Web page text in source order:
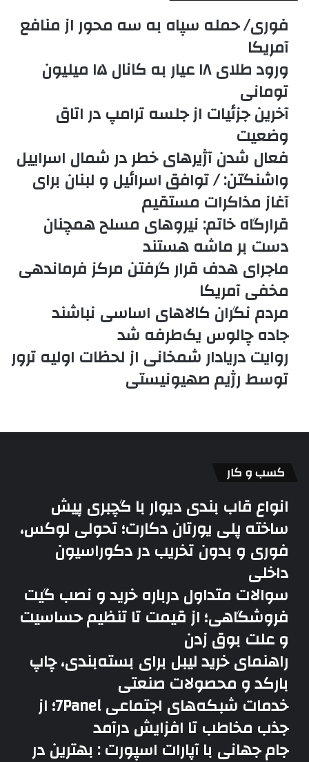
فوری/ حمله سپاه به سه محور از منافع
آمریکا
ورود طلای ۱۸ عیار به کانال ۱۵ میلیون
تومانی
آخرین جزئیات از جلسه ترامپ در اتاق
وضعیت
فعال شدن آژیرهای خطر در شمال اسراییل
واشنگتن: / توافق اسرائیل و لبنان برای
آغاز مذاکرات مستقیم
قرارگاه خاتم: نیروهای مسلح همچنان
دست‌ بر ماشه هستند
ماجرای هدف قرار گرفتن مرکز فرماندهی
مخفی آمریکا
مردم نگران کالا‌های اساسی نباشند
جاده چالوس یک‌طرفه شد
روایت دریادار شمخانی از لحظات اولیه ترور
توسط رژیم صهیونیستی
کسب و کار
انواع قاب بندی دیوار با گچبری پیش
ساخته پلی یورتان دکارت؛ تحولی لوکس،
فوری و بدون تخریب در دکوراسیون
داخلی
سوالات متداول درباره خرید و نصب گیت
فروشگاهی؛ از قیمت تا تنظیم حساسیت
و علت بوق زدن
راهنمای خرید لیبل برای بسته‌بندی، چاپ
بارکد و محصولات صنعتی
خدمات شبکه‌های اجتماعی 7Panel؛ از
جذب مخاطب تا افزایش درآمد
جام جهانی با آپارات اسپورت : بهترین در